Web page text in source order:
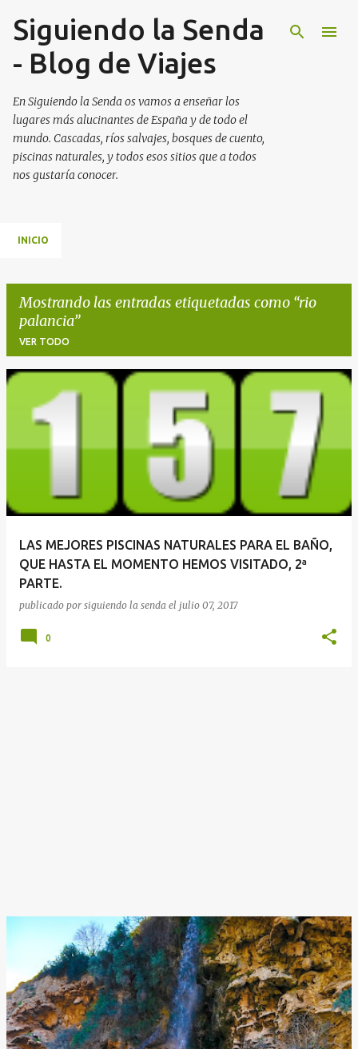
Ir al contenido principal
Siguiendo la Senda
- Blog de Viajes
En Siguiendo la Senda os vamos a enseñar los
lugares más alucinantes de España y de todo el
mundo. Cascadas, ríos salvajes, bosques de cuento,
piscinas naturales, y todos esos sitios que a todos
nos gustaría conocer.
INICIO
Mostrando las entradas etiquetadas como rio
palancia
VER TODO
d
LAS MEJORES PISCINAS NATURALES PARA EL BAÑO,
QUE HASTA EL MOMENTO HEMOS VISITADO, 2ª
PARTE.
publicado por siguiendo la senda el julio 07, 2017
0